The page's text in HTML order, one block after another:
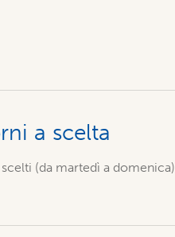
a scelta
(da martedì a domenica)